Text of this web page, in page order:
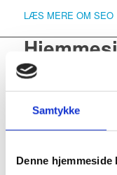
Samtykke
Denne
LÆS MERE OM SEO
Jeg designer en
er i fokus, og som du